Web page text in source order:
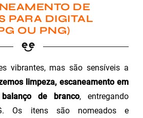
DE
PARA DIGITAL
OU PNG)
vibrantes, mas são sensíveis a
limpeza, escaneamento em
de branco, entregando
Os itens são nomeados e